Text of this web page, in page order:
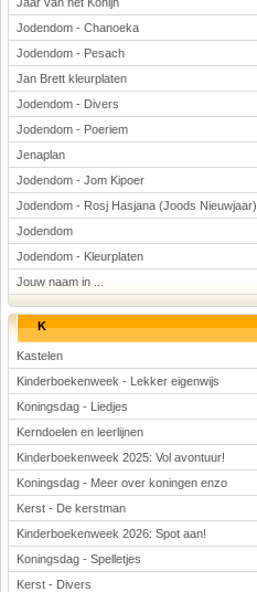
Jodendom - Chanoeka
Jodendom - Pesach
Jan Brett kleurplaten
Jodendom - Divers
Jodendom - Poeriem
Jenaplan
Jodendom - Jom Kipoer
Jodendom - Rosj Hasjana (Joods Nieuwjaar)
Jodendom
Jodendom - Kleurplaten
Jouw naam in ...
K
Kastelen
Kinderboekenweek - Lekker eigenwijs
Koningsdag - Liedjes
Kerndoelen en leerlijnen
Kinderboekenweek 2025: Vol avontuur!
Koningsdag - Meer over koningen enzo
Kerst - De kerstman
Kinderboekenweek 2026: Spot aan!
Koningsdag - Spelletjes
Kerst - Divers